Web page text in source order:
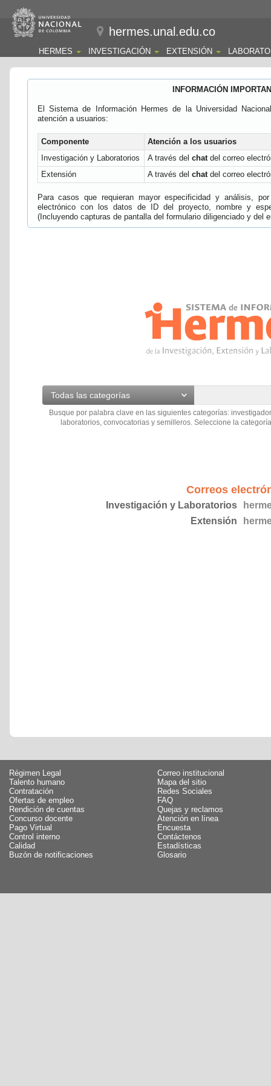
hermes.unal.edu.co
HERMES INVESTIGACIÓN EXTENSIÓN
INFORMACIÓN
El Sistema de Información Hermes de la Universidad
atención a usuarios:
Componente
Atención a los usuarios
Investigación y Laboratorios
A través del chatdel correo
Extensión
A través del chatdel correo
Para casos que requieran mayor especificidad y análisis,
electrónico con los datos de ID del proyecto, nombre y
(Incluyendo capturas de pantalla del formulario diligenciado y del
Todas las categorías
Busque por palabra clave en las siguientes categorías:
laboratorios, convocatorias y semilleros. Seleccione la
Correos
Investigación y Laboratorios
Extensión
Régimen Legal
Talento humano
Contratación
Ofertas de empleo
Rendición de cuentas
Concurso docente
Pago Virtual
Control interno
Calidad
Buzón de notificaciones
Correo institucional
Mapa del sitio
Redes Sociales
FAQ
Quejas y reclamos
Atención en línea
Encuesta
Contáctenos
Estadísticas
Glosario